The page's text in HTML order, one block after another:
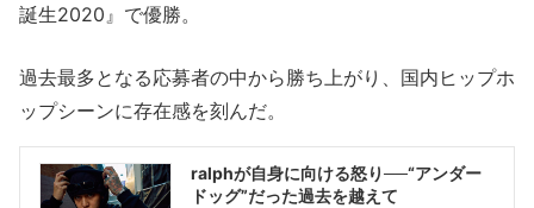
誕生2020』で優勝。
過去最多となる応募者の中から勝ち上がり、国内ヒップホ
ップシーンに存在感を刻んだ。
ralphが自身に向ける怒り──“アンダー
ドッグ”だった過去を越えて